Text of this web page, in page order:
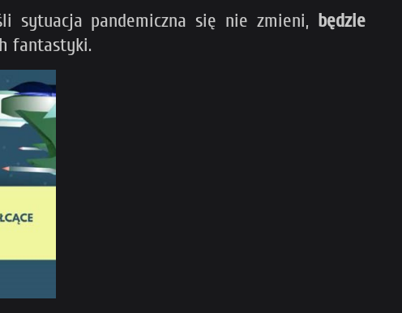
sytuacja pandemiczna się nie zmieni, będzie
fantastyki.